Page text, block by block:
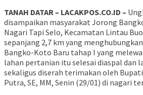
TANAH DATAR – LACAKPOS.CO.ID –
disampaikan masyarakat Jorong
Nagari Tapi Selo, Kecamatan Lintau
sepanjang 2,7 km yang
Bangko-Koto Baru tahap I yang
lahan pertanian itu selesai diaspal dan
sekaligus diserah terimakan oleh
Putra, SE, MM, Senin (29/01) di nagari